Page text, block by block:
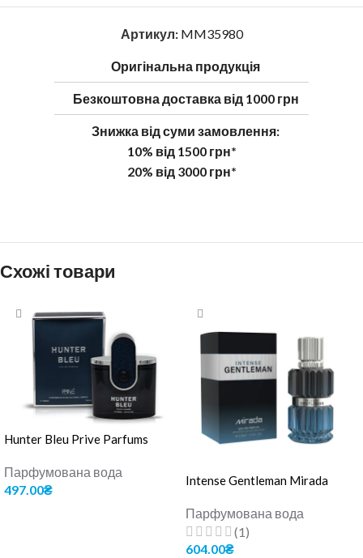
Артикул: MM35980
Оригінальна продукція
Безкоштовна доставка від 1000 грн
Знижка від суми замовлення:
10% від 1500 грн*
20% від 3000 грн*
Схожі товари
Hunter Bleu Prive Parfums
Парфумована вода
497.00₴
Intense Gentleman Mirada
Парфумована вода
(1)
604.00₴